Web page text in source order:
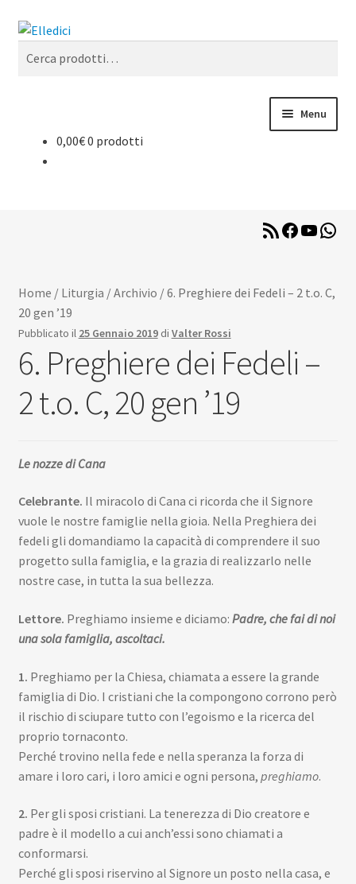
Vai
navigazione
Vai
contenuto
Cerca
Menu
Libreria Online
Riviste
Scuola
Contatti
0,00€0 prodotti
RSS Facebook
Home / Liturgia /Archivio /6. Preghiere dei Fedeli – 2 t.o. C,
20 gen ’19
Pubblicato il 25 Gennaio 2019 di Valter Rossi
6. Preghiere dei Fedeli –
2 t.o. C, 20 gen ’19
Le nozze di Cana
Celebrante. Il miracolo di Cana ci ricorda che il Signore
vuole le nostre famiglie nella gioia. Nella Preghiera dei
fedeli gli domandiamo la capacità di comprendere il suo
progetto sulla famiglia, e la grazia di realizzarlo nelle
nostre case, in tutta la sua bellezza.
Lettore. Preghiamo insieme e diciamo: Padre, che fai di noi
una sola famiglia, ascoltaci.
1. Preghiamo per la Chiesa, chiamata a essere la grande
famiglia di Dio. I cristiani che la compongono corrono però
il rischio di sciupare tutto con l’egoismo e la ricerca del
proprio tornaconto.
Perché trovino nella fede e nella speranza la forza di
amare i loro cari, i loro amici e ogni persona, preghiamo.
2. Per gli sposi cristiani. La tenerezza di Dio creatore e
padre è il modello a cui anch’essi sono chiamati a
conformarsi.
Perché gli sposi riservino al Signore un posto nella casa, e